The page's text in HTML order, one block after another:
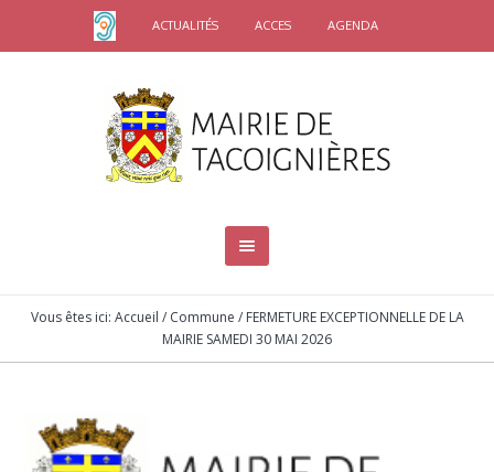
ACTUALITÉS ACCES AGENDA
Vous êtes ici: Accueil / Commune / FERMETURE EXCEPTIONNELLE DE LA
MAIRIE SAMEDI 30 MAI 2026